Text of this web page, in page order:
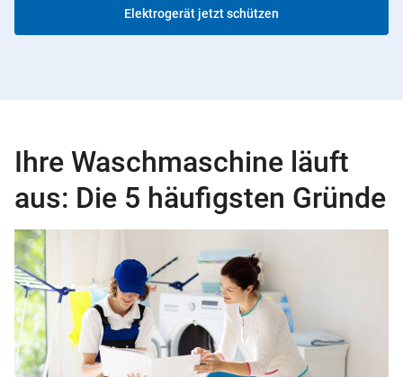
Elektrogerät jetzt schützen
Ihre Waschmaschine läuft
aus: Die 5 häufigsten Gründe